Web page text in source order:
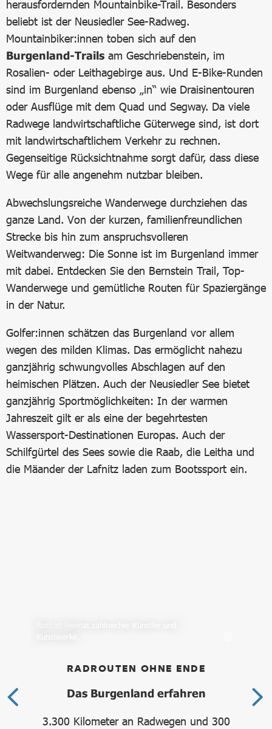
herausfordernden Mountainbike-Trail. Besonders
beliebt ist der Neusiedler See-Radweg.
Mountainbiker:innen toben sich auf den
Burgenland-Trails am Geschriebenstein, im
Rosalien- oder Leithagebirge aus. Und E-Bike-Runden
sind im Burgenland ebenso „in“ wie Draisinentouren
oder Ausflüge mit dem Quad und Segway. Da viele
Radwege landwirtschaftliche Güterwege sind, ist dort
mit landwirtschaftlichem Verkehr zu rechnen.
Gegenseitige Rücksichtnahme sorgt dafür, dass diese
Wege für alle angenehm nutzbar bleiben.
Abwechslungsreiche Wanderwege durchziehen das
ganze Land. Von der kurzen, familienfreundlichen
Strecke bis hin zum anspruchsvolleren
Weitwanderweg: Die Sonne ist im Burgenland immer
mit dabei. Entdecken Sie den Bernstein Trail, Top-
Wanderwege und gemütliche Routen für Spaziergänge
in der Natur.
Golfer:innen schätzen das Burgenland vor allem
wegen des milden Klimas. Das ermöglicht nahezu
ganzjährig schwungvolles Abschlagen auf den
heimischen Plätzen. Auch der Neusiedler See bietet
ganzjährig Sportmöglichkeiten: In der warmen
Jahreszeit gilt er als eine der begehrtesten
Wassersport-Destinationen Europas. Auch der
Schilfgürtel des Sees sowie die Raab, die Leitha und
die Mäander der Lafnitz laden zum Bootssport ein.
RADROUTEN OHNE ENDE
Das Burgenland erfahren
3.300 Kilometer an Radwegen und 300